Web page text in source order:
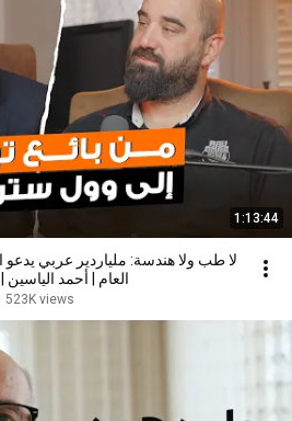
1:13:44
لا طب ولا هندسة: ملياردير عربي يدعو
العام | أحمد الياسين
523K views